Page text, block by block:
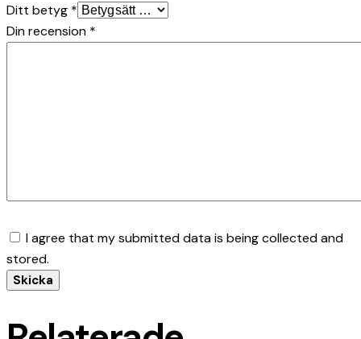
Ditt betyg *
Din recension *
I agree that my submitted data is being collected and
stored.